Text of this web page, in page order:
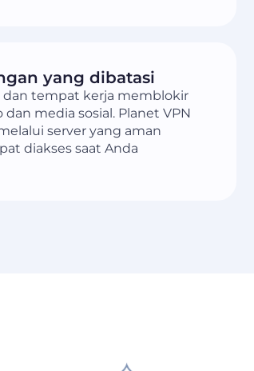
yang dibatasi
dan tempat kerja memblokir
media sosial. Planet VPN
server yang aman
diakses saat Anda